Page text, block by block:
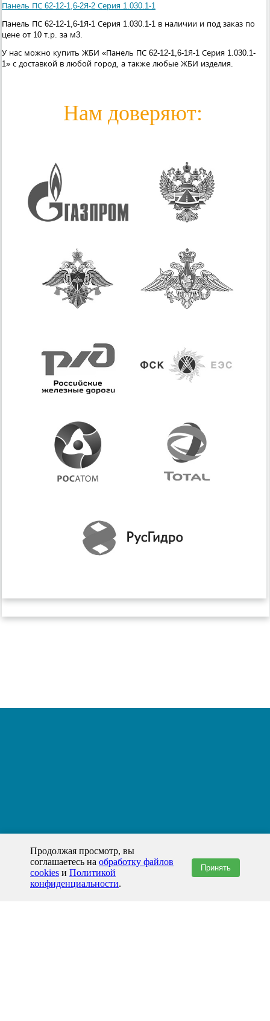
Панель ПС 62-12-1,6-2Я-2 Серия 1.030.1-1
Панель ПС 62-12-1,6-1Я-1 Серия 1.030.1-1 в наличии и под заказ по
цене от 10 т.р. за м3.
У нас можно купить ЖБИ «Панель ПС 62-12-1,6-1Я-1 Серия 1.030.1-
1» с доставкой в любой город, а также любые ЖБИ изделия.
Нам доверяют:
Продолжая просмотр, вы
соглашаетесь на обработку файлов
cookies и Политикой
конфиденциальности.
Принять